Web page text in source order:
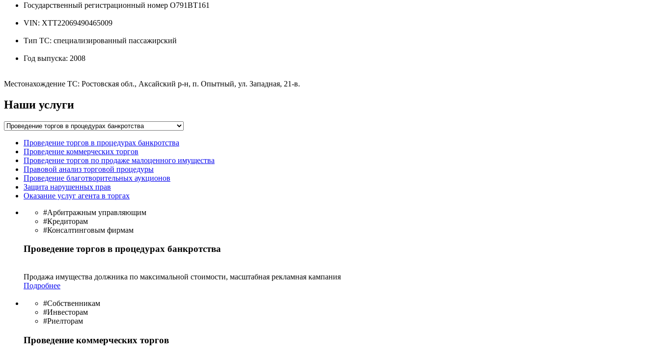
Государственный регистрационный номер О791ВТ161
VIN: XTT22069490465009
Тип ТС: специализированный пассажирский
Год выпуска: 2008
Местонахождение ТС: Ростовская обл., Аксайский р-н, п. Опытный, ул. Западная, 21-в.
Наши услуги
Проведение торгов в процедурах банкротства
Проведение коммерческих торгов
Проведение торгов по продаже малоценного имущества
Правовой анализ торговой процедуры
Проведение благотворительных аукционов
Защита нарушенных прав
Оказание услуг агента в торгах
#Арбитражным управляющим
#Кредиторам
#Консалтинговым фирмам
Проведение торгов в процедурах банкротства
Продажа имущества должника по максимальной стоимости, масштабная рекламная кампания
Подробнее
#Собственникам
#Инвесторам
#Риелторам
Проведение коммерческих торгов